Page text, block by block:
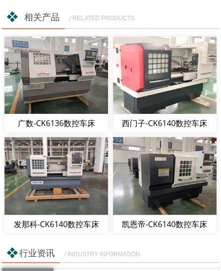
相关产品 / RELATED PRODUCTS
广数-CK6136数控车床 西门子-CK6140数控车床
发那科-CK6140数控车床 凯恩帝-CK6140数控车床
行业资讯 / INDUSTRY INFORMATION